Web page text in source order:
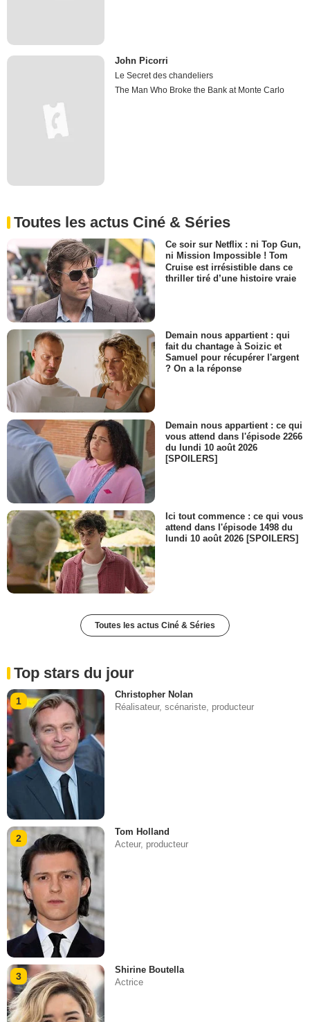
John Picorri
Le Secret des chandeliers
The Man Who Broke the Bank at Monte Carlo
Toutes les actus Ciné & Séries
Ce soir sur Netflix : ni Top Gun,
ni Mission Impossible ! Tom
Cruise est irrésistible dans ce
thriller tiré d’une histoire vraie
Demain nous appartient : qui
fait du chantage à Soizic et
Samuel pour récupérer l'argent
? On a la réponse
Demain nous appartient : ce qui
vous attend dans l'épisode 2266
du lundi 10 août 2026
[SPOILERS]
Ici tout commence : ce qui vous
attend dans l'épisode 1498 du
lundi 10 août 2026 [SPOILERS]
Toutes les actus Ciné & Séries
Top stars du jour
1
Christopher Nolan
Réalisateur, scénariste, producteur
2
Tom Holland
Acteur, producteur
3
Shirine Boutella
Actrice